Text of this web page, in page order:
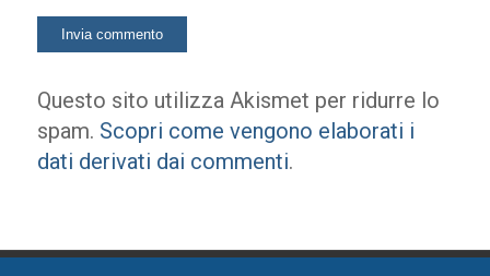
Questo sito utilizza Akismet per ridurre lo
spam. Scopri come vengono elaborati i
dati derivati dai commenti.